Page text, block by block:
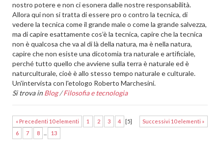
nostro potere e non ci esonera dalle nostre responsabilità.
Allora qui non si tratta di essere pro o contro la tecnica, di
vedere la tecnica come il grande male o come la grande salvezza,
ma di capire esattamente cos’è la tecnica, capire che la tecnica
non è qualcosa che va al di là della natura, ma è nella natura,
capire che non esiste una dicotomia tra naturale e artificiale,
perché tutto quello che avviene sulla terra è naturale ed è
naturculturale, cioè è allo stesso tempo naturale e culturale.
Un'intervista con l'etologo Roberto Marchesini.
Si trova in Blog /Filosofia e tecnologia
« Precedenti 10 elementi Successivi 10 elementi »
1 2 3 4 [5]
6
7 8 13